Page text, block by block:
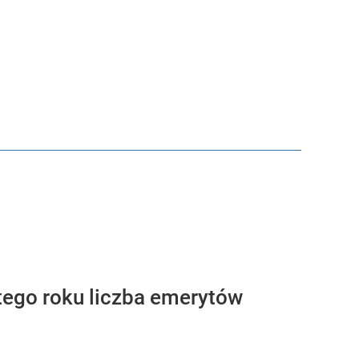
roku liczba emerytów